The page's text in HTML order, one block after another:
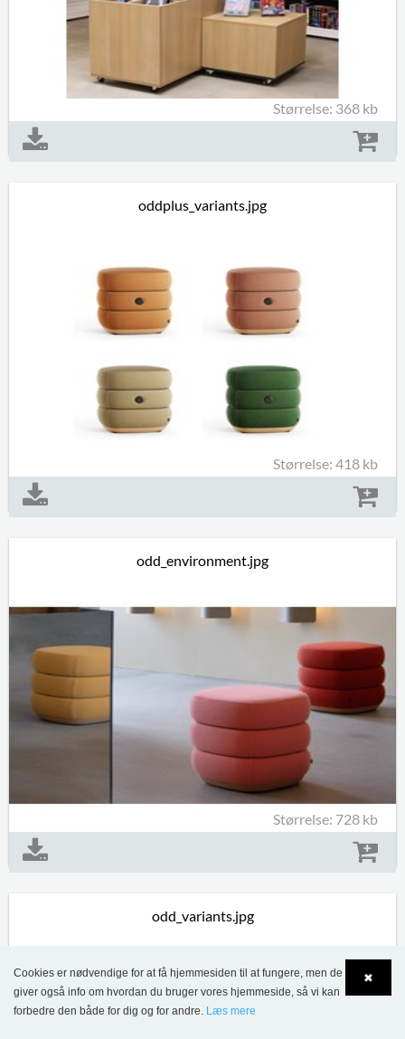
Størrelse: 368 kb
oddplus_variants.jpg
Størrelse: 418 kb
odd_environment.jpg
Størrelse: 728 kb
odd_variants.jpg
✖
Cookies er nødvendige for at få hjemmesiden til at fungere, men de
giver også info om hvordan du bruger vores hjemmeside, så vi kan
forbedre den både for dig og for andre. Læs mere